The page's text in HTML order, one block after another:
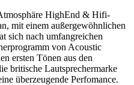
HighEnd & Hifi-
mit einem außergewöhnlichen
sich nach umfangreichen
von Acoustic
ersten Tönen aus den
britische Lautsprechermarke
überzeugende Perfomance.